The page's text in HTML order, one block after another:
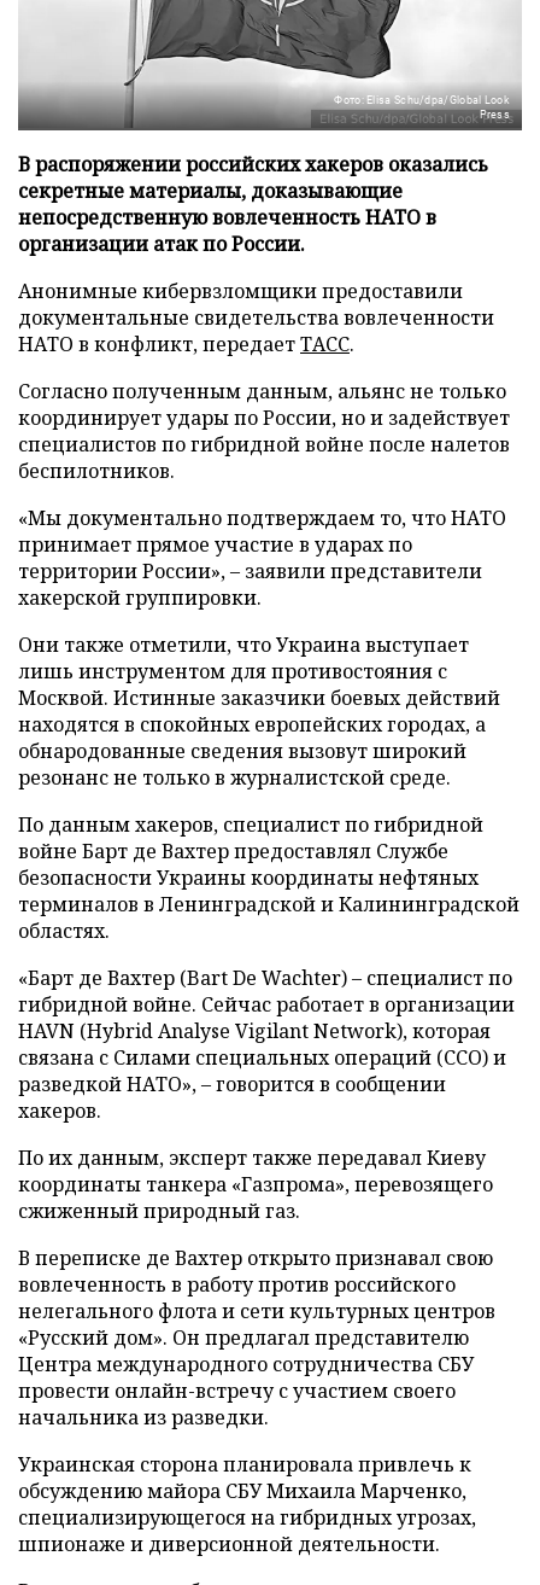
Фото: Elisa Schu/dpa/Global Look
Press
В распоряжении российских хакеров оказались
секретные материалы, доказывающие
непосредственную вовлеченность НАТО в
организации атак по России.
Анонимные кибервзломщики предоставили
документальные свидетельства вовлеченности
НАТО в конфликт, передаетТАСС.
Согласно полученным данным, альянс не только
координирует удары по России, но и задействует
специалистов по гибридной войне после налетов
беспилотников.
«Мы документально подтверждаем то, что НАТО
принимает прямое участие в ударах по
территории России», – заявили представители
хакерской группировки.
Они также отметили, что Украина выступает
лишь инструментом для противостояния с
Москвой. Истинные заказчики боевых действий
находятся в спокойных европейских городах, а
обнародованные сведения вызовут широкий
резонанс не только в журналистской среде.
По данным хакеров, специалист по гибридной
войне Барт де Вахтер предоставлял Службе
безопасности Украины координаты нефтяных
терминалов в Ленинградской и Калининградской
областях.
«Барт де Вахтер (Bart De Wachter) – специалист по
гибридной войне. Сейчас работает в организации
HAVN (Hybrid Analyse Vigilant Network), которая
связана с Силами специальных операций (ССО) и
разведкой НАТО», – говорится в сообщении
хакеров.
По их данным, эксперт также передавал Киеву
координаты танкера «Газпрома», перевозящего
сжиженный природный газ.
В переписке де Вахтер открыто признавал свою
вовлеченность в работу против российского
нелегального флота и сети культурных центров
«Русский дом». Он предлагал представителю
Центра международного сотрудничества СБУ
провести онлайн-встречу с участием своего
начальника из разведки.
Украинская сторона планировала привлечь к
обсуждению майора СБУ Михаила Марченко,
специализирующегося на гибридных угрозах,
шпионаже и диверсионной деятельности.